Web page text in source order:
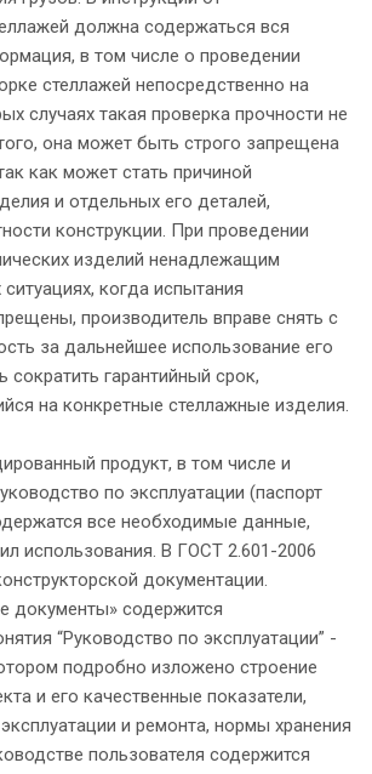
должна содержаться вся
в том числе о проведении
стеллажей непосредственно на
случаях такая проверка прочности не
она может быть строго запрещена
как может стать причиной
и отдельных его деталей,
конструкции. При проведении
изделий ненадлежащим
когда испытания
производитель вправе снять с
за дальнейшее использование его
сократить гарантийный срок,
на конкретные стеллажные изделия.
продукт, в том числе и
по эксплуатации (паспорт
все необходимые данные,
использования. В ГОСТ 2.601-2006
документации.
документы» содержится
“Руководство по эксплуатации” -
подробно изложено строение
и его качественные показатели,
и ремонта, нормы хранения
пользователя содержится